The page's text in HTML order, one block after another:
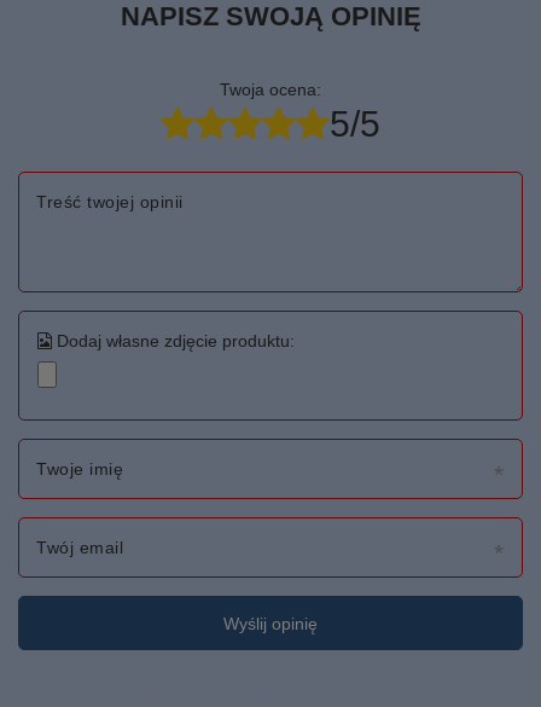
NAPISZ SWOJĄ OPINIĘ
Twoja ocena:
5/5
Treść twojej opinii
Dodaj własne zdjęcie produktu:
Twoje imię
Twój email
Wyślij opinię